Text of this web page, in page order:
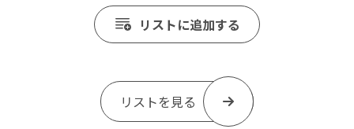
リストに追加する
リストを見る